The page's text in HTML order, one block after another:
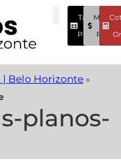
Tabela
PreçosPreços
| Belo Horizonte »
planos-